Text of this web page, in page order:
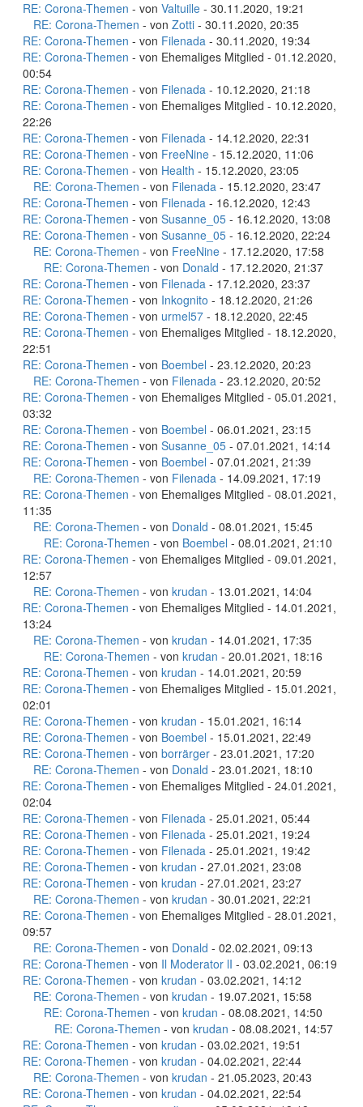
RE: Corona-Themen - von Valtuille - 30.11.2020, 19:21
RE: Corona-Themen - von Zotti - 30.11.2020, 20:35
RE: Corona-Themen - von Filenada - 30.11.2020, 19:34
RE: Corona-Themen - von Ehemaliges Mitglied - 01.12.2020,
00:54
RE: Corona-Themen - von Filenada - 10.12.2020, 21:18
RE: Corona-Themen - von Ehemaliges Mitglied - 10.12.2020,
22:26
RE: Corona-Themen - von Filenada - 14.12.2020, 22:31
RE: Corona-Themen - von FreeNine - 15.12.2020, 11:06
RE: Corona-Themen - von Health - 15.12.2020, 23:05
RE: Corona-Themen - von Filenada - 15.12.2020, 23:47
RE: Corona-Themen - von Filenada - 16.12.2020, 12:43
RE: Corona-Themen - von Susanne_05 - 16.12.2020, 13:08
RE: Corona-Themen - von Susanne_05 - 16.12.2020, 22:24
RE: Corona-Themen - von FreeNine - 17.12.2020, 17:58
RE: Corona-Themen - von Donald - 17.12.2020, 21:37
RE: Corona-Themen - von Filenada - 17.12.2020, 23:37
RE: Corona-Themen - von Inkognito - 18.12.2020, 21:26
RE: Corona-Themen - von urmel57 - 18.12.2020, 22:45
RE: Corona-Themen - von Ehemaliges Mitglied - 18.12.2020,
22:51
RE: Corona-Themen - von Boembel - 23.12.2020, 20:23
RE: Corona-Themen - von Filenada - 23.12.2020, 20:52
RE: Corona-Themen - von Ehemaliges Mitglied - 05.01.2021,
03:32
RE: Corona-Themen - von Boembel - 06.01.2021, 23:15
RE: Corona-Themen - von Susanne_05 - 07.01.2021, 14:14
RE: Corona-Themen - von Boembel - 07.01.2021, 21:39
RE: Corona-Themen - von Filenada - 14.09.2021, 17:19
RE: Corona-Themen - von Ehemaliges Mitglied - 08.01.2021,
11:35
RE: Corona-Themen - von Donald - 08.01.2021, 15:45
RE: Corona-Themen - von Boembel - 08.01.2021, 21:10
RE: Corona-Themen - von Ehemaliges Mitglied - 09.01.2021,
12:57
RE: Corona-Themen - von krudan - 13.01.2021, 14:04
RE: Corona-Themen - von Ehemaliges Mitglied - 14.01.2021,
13:24
RE: Corona-Themen - von krudan - 14.01.2021, 17:35
RE: Corona-Themen - von krudan - 20.01.2021, 18:16
RE: Corona-Themen - von krudan - 14.01.2021, 20:59
RE: Corona-Themen - von Ehemaliges Mitglied - 15.01.2021,
02:01
RE: Corona-Themen - von krudan - 15.01.2021, 16:14
RE: Corona-Themen - von Boembel - 15.01.2021, 22:49
RE: Corona-Themen - von borrärger - 23.01.2021, 17:20
RE: Corona-Themen - von Donald - 23.01.2021, 18:10
RE: Corona-Themen - von Ehemaliges Mitglied - 24.01.2021,
02:04
RE: Corona-Themen - von Filenada - 25.01.2021, 05:44
RE: Corona-Themen - von Filenada - 25.01.2021, 19:24
RE: Corona-Themen - von Filenada - 25.01.2021, 19:42
RE: Corona-Themen - von krudan - 27.01.2021, 23:08
RE: Corona-Themen - von krudan - 27.01.2021, 23:27
RE: Corona-Themen - von krudan - 30.01.2021, 22:21
RE: Corona-Themen - von Ehemaliges Mitglied - 28.01.2021,
09:57
RE: Corona-Themen - von Donald - 02.02.2021, 09:13
RE: Corona-Themen - von Il Moderator lI - 03.02.2021, 06:19
RE: Corona-Themen - von krudan - 03.02.2021, 14:12
RE: Corona-Themen - von krudan - 19.07.2021, 15:58
RE: Corona-Themen - von krudan - 08.08.2021, 14:50
RE: Corona-Themen - von krudan - 08.08.2021, 14:57
RE: Corona-Themen - von krudan - 03.02.2021, 19:51
RE: Corona-Themen - von krudan - 04.02.2021, 22:44
RE: Corona-Themen - von krudan - 21.05.2023, 20:43
RE: Corona-Themen - von krudan - 04.02.2021, 22:54